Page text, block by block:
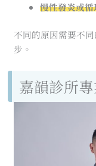
慢性發炎或
不同的原因需要不
步。
嘉韻診所